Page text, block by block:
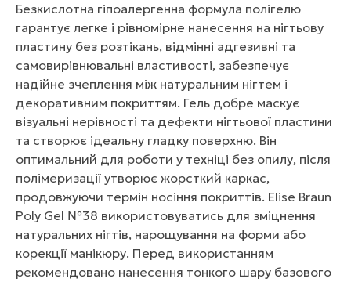
Безкислотна гіпоалергенна формула полігелю
гарантує легке і рівномірне нанесення на нігтьову
пластину без розтікань, відмінні адгезивні та
самовирівнювальні властивості, забезпечує
надійне зчеплення між натуральним нігтем і
декоративним покриттям. Гель добре маскує
візуальні нерівності та дефекти нігтьової пластини
та створює ідеальну гладку поверхню. Він
оптимальний для роботи у техніці без опилу, після
полімеризації утворює жорсткий каркас,
продовжуючи термін носіння покриттів. Elise Braun
Poly Gel №38 використовуватись для зміцнення
натуральних нігтів, нарощування на форми або
корекції манікюру. Перед використанням
рекомендовано нанесення тонкого шару базового